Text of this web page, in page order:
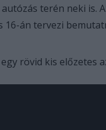
terén neki is.
án tervezi
rövid kis előzetes